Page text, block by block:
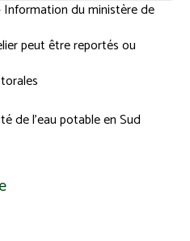
du ministère de
peut être reportés ou
de l’eau potable en Sud